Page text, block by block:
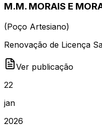
M.M. MORAIS E
(Poço Artesiano)
Renovação de Licença
Ver publicação
22
jan
2026